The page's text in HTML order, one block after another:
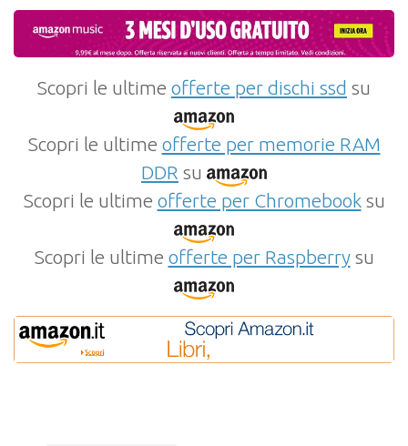
Scopri le ultime offerte per dischi ssd su
Scopri le ultime offerte per memorie RAM
DDR su
Scopri le ultime offerte per Chromebooksu
Scopri le ultime offerte per Raspberrysu